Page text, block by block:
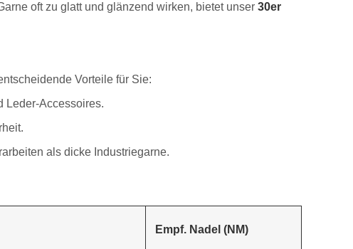
oft zu glatt und glänzend wirken, bietet unser 30er
Vorteile für Sie:
Leder-Accessoires.
als dicke Industriegarne.
Empf. Nadel (NM)